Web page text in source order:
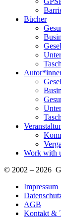
Bücher
Work with
© 2002 – 2026
Impressum
AGB
Kontakt &